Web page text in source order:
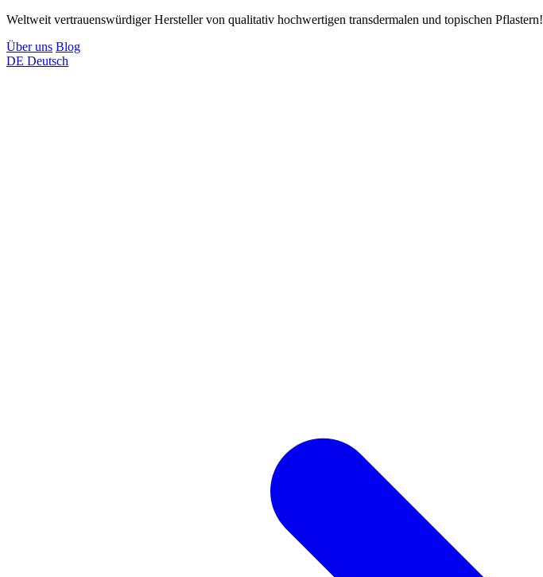
Weltweit vertrauenswürdiger Hersteller von qualitativ hochwertigen transdermalen und topischen Pflastern!
Über uns Blog
DE Deutsch